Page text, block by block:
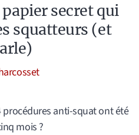
secret qui
squatteurs (et
procédures anti-squat ont été
mois ?